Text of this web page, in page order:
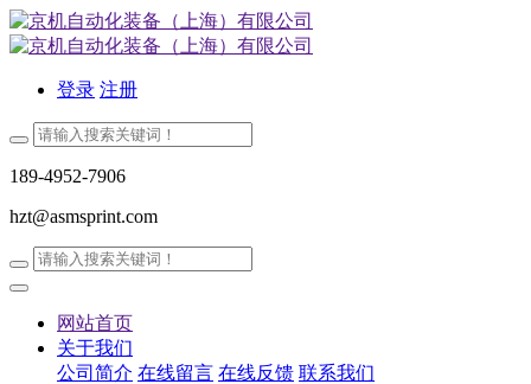
登录 注册
189-4952-7906
hzt@asmsprint.com
网站首页
关于我们
公司简介 在线留言 在线反馈 联系我们